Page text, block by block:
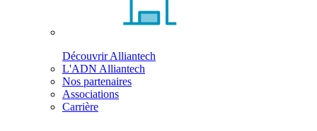
Découvrir Alliantech
L'ADN Alliantech
Nos partenaires
Associations
Carrière